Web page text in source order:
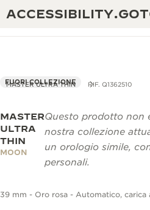
GARANZIA JAEGER-
GARANZIA DEI
THE GOLDEN RATIO
IL REVERSO 1931 CAFÉ
MOSTRA “THE PERPETUAL
ECCELLENZA: OLTRE 190
CREATIVITÀ: OLTRE 430
MAESTRIA: 108 MESTIERI
MASTER ULTRA THIN RIF. Q1362510
FUORI COLLEZIONE
MASTER
ULTRA
THIN
MOON
Questo prodotto non
nostra collezione
un orologio simile,
personali.
39 mm - Oro rosa - Automatico, carica